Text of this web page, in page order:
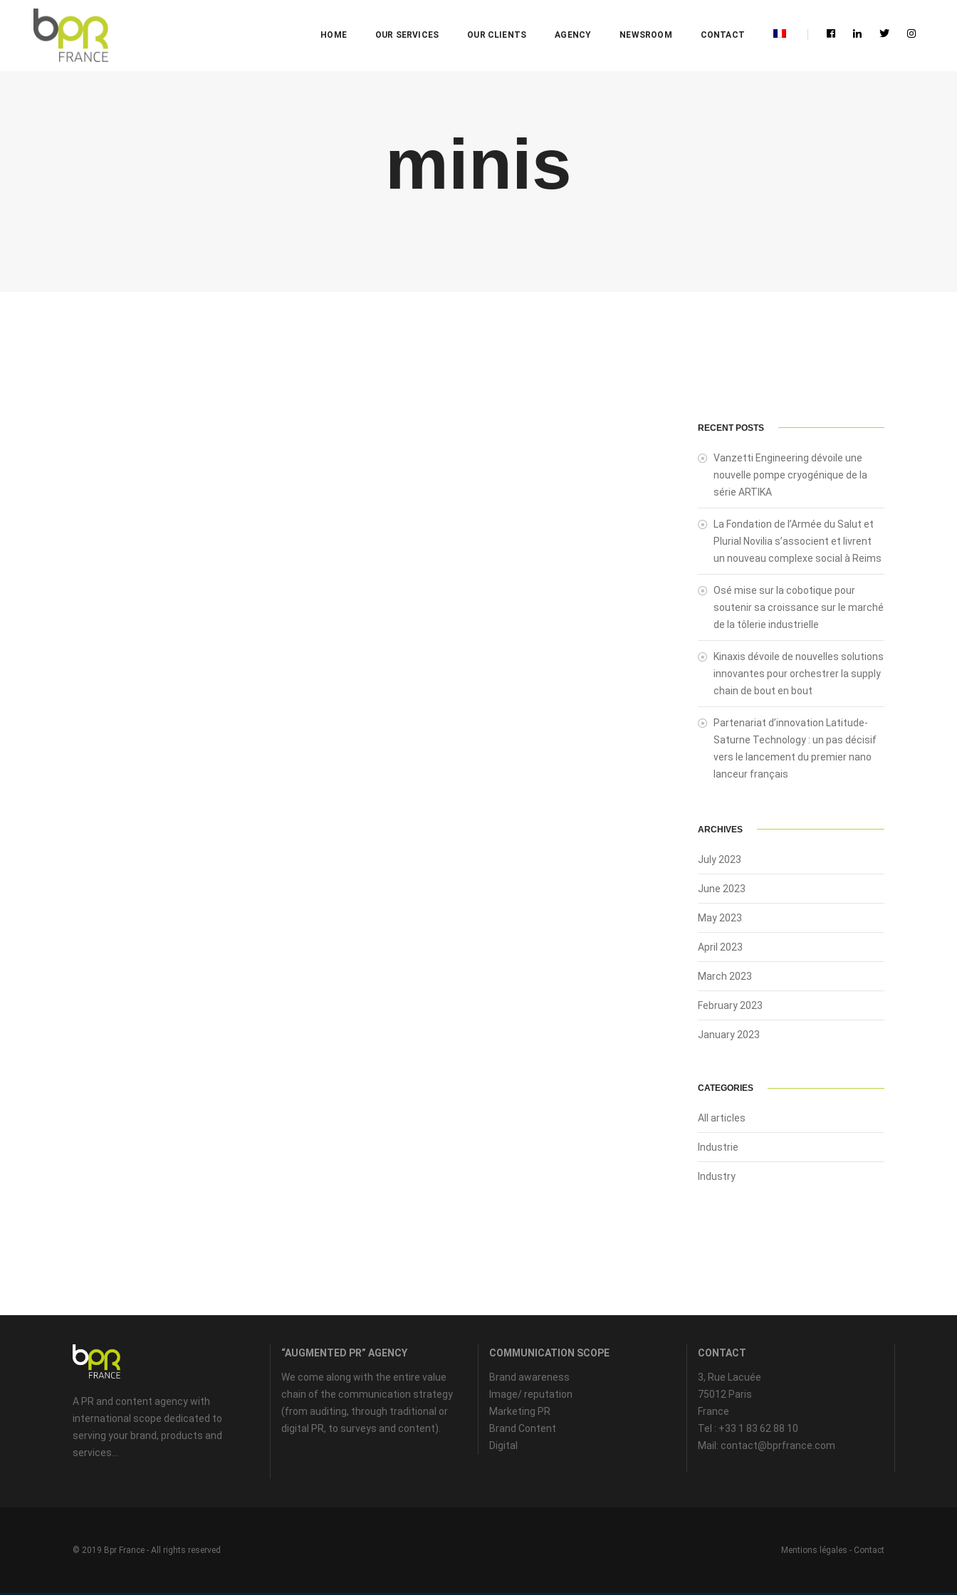
HOME OUR SERVICES OUR CLIENTS AGENCY NEWSROOM CONTACT
minis
RECENT POSTS
Vanzetti Engineering dévoile une
nouvelle pompe cryogénique de la
série ARTIKA
La Fondation de l’Armée du Salut et
Plurial Novilia s’associent et livrent
un nouveau complexe social à Reims
Osé mise sur la cobotique pour
soutenir sa croissance sur le marché
de la tôlerie industrielle
Kinaxis dévoile de nouvelles solutions
innovantes pour orchestrer la supply
chain de bout en bout
Partenariat d’innovation Latitude-
Saturne Technology : un pas décisif
vers le lancement du premier nano
lanceur français
ARCHIVES
July 2023
June 2023
May 2023
April 2023
March 2023
February 2023
January 2023
CATEGORIES
All articles
Industrie
Industry
A PR and content agency with
international scope dedicated to
serving your brand, products and
services...
“AUGMENTED PR” AGENCY
We come along with the entire value
chain of the communication strategy
(from auditing, through traditional or
digital PR, to surveys and content).
COMMUNICATION SCOPE
Brand awareness
Image/ reputation
Marketing PR
Brand Content
Digital
CONTACT
3, Rue Lacuée
75012 Paris
France
Tel : +33 1 83 62 88 10
Mail: contact@bprfrance.com
© 2019 Bpr France - All rights reserved Mentions légales - Contact